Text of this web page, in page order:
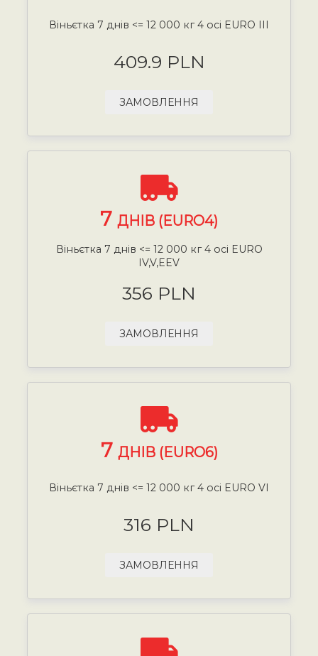
Віньєтка 7 днів <= 12 000 кг 4 осі EURO III
409.9 PLN
ЗАМОВЛЕННЯ
7 ДНІВ (EURO4)
Віньєтка 7 днів <= 12 000 кг 4 осі EURO
IV,V,EEV
356 PLN
ЗАМОВЛЕННЯ
7 ДНІВ (EURO6)
Віньєтка 7 днів <= 12 000 кг 4 осі EURO VI
316 PLN
ЗАМОВЛЕННЯ